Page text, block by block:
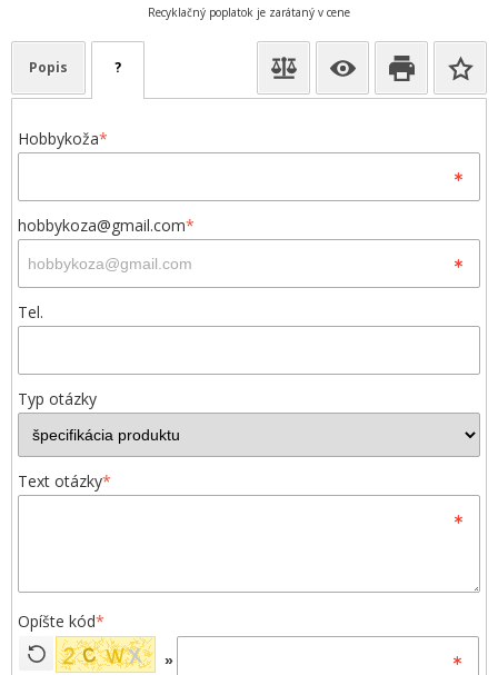
Recyklačný poplatok je zarátaný v cene
Popis ?
Hobbykoža*
hobbykoza@gmail.com*
Tel.
Typ otázky
Text otázky*
Opíšte kód*
»